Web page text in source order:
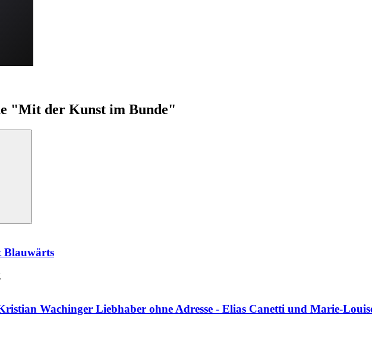
"Mit der Kunst im Bunde"
Blauwärts
Wachinger Liebhaber ohne Adresse - Elias Canetti und Marie-